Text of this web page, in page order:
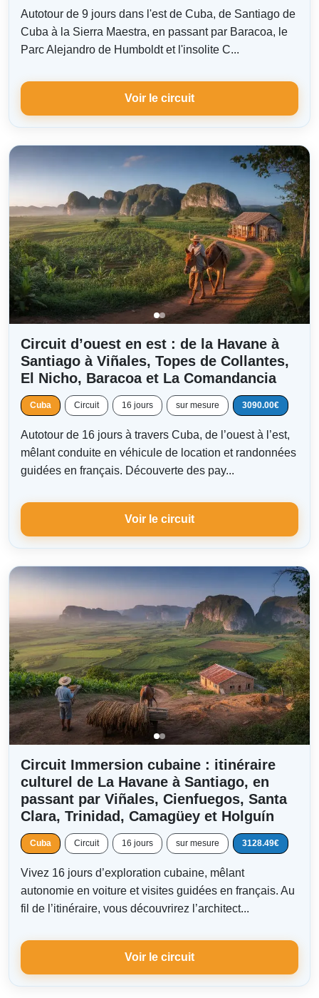
Autotour de 9 jours dans l'est de Cuba, de Santiago de
Cuba à la Sierra Maestra, en passant par Baracoa, le
Parc Alejandro de Humboldt et l'insolite C...
Voir le circuit
Circuit d’ouest en est : de la Havane à
Santiago à Viñales, Topes de Collantes,
El Nicho, Baracoa et La Comandancia
Cuba Circuit 16 jours sur mesure 3090.00€
Autotour de 16 jours à travers Cuba, de l’ouest à l’est,
mêlant conduite en véhicule de location et randonnées
guidées en français. Découverte des pay...
Voir le circuit
Circuit Immersion cubaine : itinéraire
culturel de La Havane à Santiago, en
passant par Viñales, Cienfuegos, Santa
Clara, Trinidad, Camagüey et Holguín
Cuba Circuit 16 jours sur mesure 3128.49€
Vivez 16 jours d’exploration cubaine, mêlant
autonomie en voiture et visites guidées en français. Au
fil de l’itinéraire, vous découvrirez l’architect...
Voir le circuit